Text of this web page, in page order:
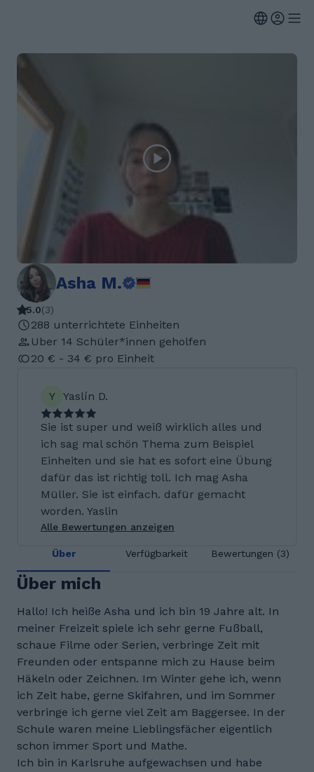
Asha M.
5.0(3)
288 unterrichtete Einheiten
Uber 14 Schüler*innen geholfen
20 € - 34 € pro Einheit
Y Yaslín D.
Sie ist super und weiß wirklich alles und
ich sag mal schön Thema zum Beispiel
Einheiten und sie hat es sofort eine Übung
dafür das ist richtig toll. Ich mag Asha
Müller. Sie ist einfach. dafür gemacht
worden. Yaslin
Alle Bewertungen anzeigen
Über Verfügbarkeit Bewertungen (3)
Über mich
Hallo! Ich heiße Asha und ich bin 19 Jahre alt. In
meiner Freizeit spiele ich sehr gerne Fußball,
schaue Filme oder Serien, verbringe Zeit mit
Freunden oder entspanne mich zu Hause beim
Häkeln oder Zeichnen. Im Winter gehe ich, wenn
ich Zeit habe, gerne Skifahren, und im Sommer
verbringe ich gerne viel Zeit am Baggersee. In der
Schule waren meine Lieblingsfächer eigentlich
schon immer Sport und Mathe.
Ich bin in Karlsruhe aufgewachsen und habe